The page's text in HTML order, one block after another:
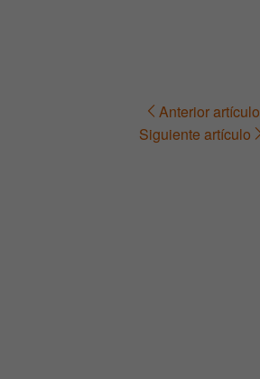
Navegación Anterior artículo
Siguiente artículo